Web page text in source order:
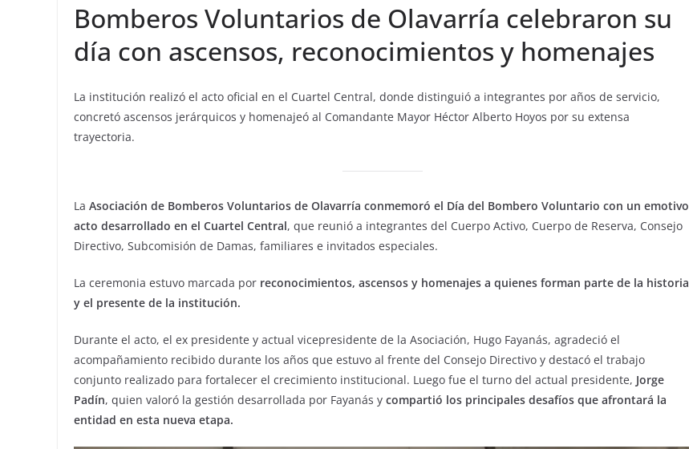
Bomberos Voluntarios de Olavarría celebraron su
día con ascensos, reconocimientos y homenajes
La institución realizó el acto oficial en el Cuartel Central, donde distinguió a integrantes por años de servicio,
concretó ascensos jerárquicos y homenajeó al Comandante Mayor Héctor Alberto Hoyos por su extensa
trayectoria.
La Asociación de Bomberos Voluntarios de Olavarría conmemoró el Día del Bombero Voluntario con un emotivo
acto desarrollado en el Cuartel Central, que reunió a integrantes del Cuerpo Activo, Cuerpo de Reserva, Consejo
Directivo, Subcomisión de Damas, familiares e invitados especiales.
La ceremonia estuvo marcada por reconocimientos, ascensos y homenajes a quienes forman parte de la historia
y el presente de la institución.
Durante el acto, el ex presidente y actual vicepresidente de la Asociación, Hugo Fayanás, agradeció el
acompañamiento recibido durante los años que estuvo al frente del Consejo Directivo y destacó el trabajo
conjunto realizado para fortalecer el crecimiento institucional. Luego fue el turno del actual presidente, Jorge
Padín, quien valoró la gestión desarrollada por Fayanás y compartió los principales desafíos que afrontará la
entidad en esta nueva etapa.